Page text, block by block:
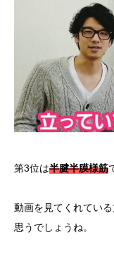
第3位は半腱半膜様筋
動画を見てくれてい
思うでしょうね。